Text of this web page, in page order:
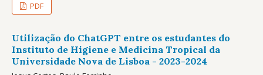
PDF
Utilização do ChatGPT entre os estudantes do
Instituto de Higiene e Medicina Tropical da
Universidade Nova de Lisboa - 2023-2024